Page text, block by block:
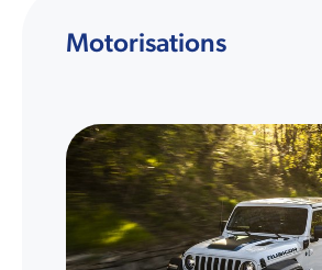
Motorisations